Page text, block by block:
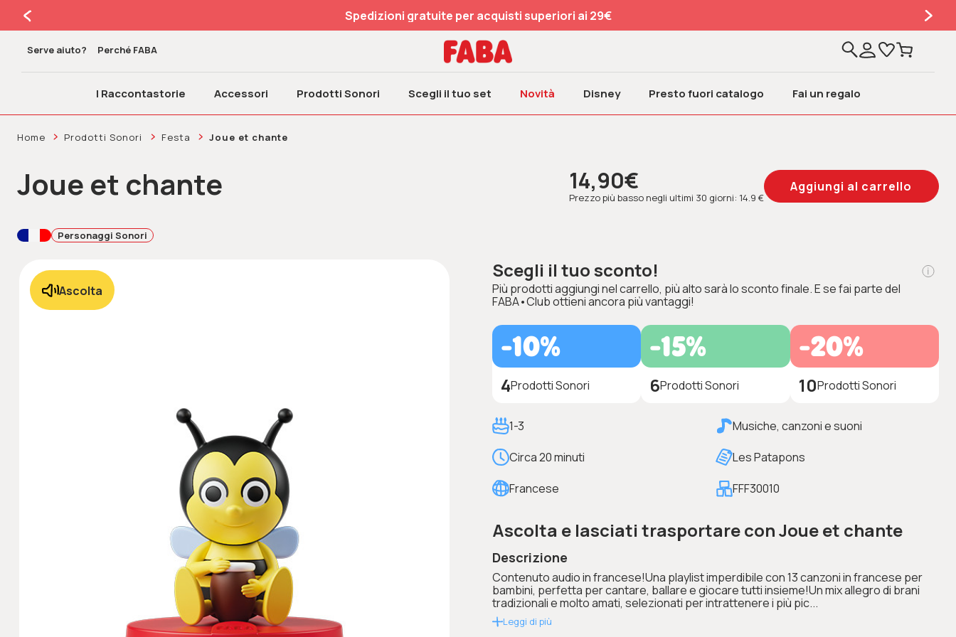
Spedizioni gratuite per acquisti superiori ai 29€
Serve aiuto? Perché FABA
I Raccontastorie Accessori Prodotti Sonori Scegli il tuo set Novità Disney Presto fuori catalogo Fai un regalo
Home Prodotti Sonori Festa Joue et chante
Joue et chante 14,90€
Prezzo più basso negli ultimi 30 giorni: 14.9 €
Personaggi Sonori
Ascolta
Scegli il tuo sconto!
Più prodotti aggiungi nel carrello, più alto sarà lo sconto finale. E se fai parte del
FABA•Club ottieni ancora più vantaggi!
-10%
4Prodotti Sonori
-15%
6Prodotti Sonori
-20%
10Prodotti Sonori
1-3
Musiche, canzoni e suoni
Circa 20 minuti
Les Patapons
Francese
FFF30010
Ascolta e lasciati trasportare con Joue et chante
Descrizione
Contenuto audio in francese!Una playlist imperdibile con 13 canzoni in francese per
bambini, perfetta per cantare, ballare e giocare tutti insieme!Un mix allegro di brani
tradizionali e molto amati, selezionati per intrattenere i più pic...
Leggi di più